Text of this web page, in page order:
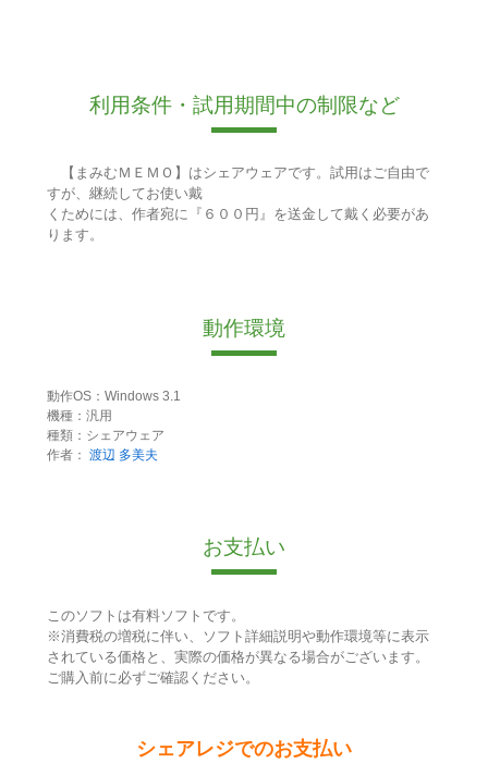
利用条件・試用期間中の制限など
【まみむＭＥＭＯ】はシェアウェアです。試用はご自由で
すが、継続してお使い戴
くためには、作者宛に『６００円』を送金して戴く必要があ
ります。
動作環境
動作OS：Windows 3.1
機種：汎用
種類：シェアウェア
作者： 渡辺 多美夫
お支払い
このソフトは有料ソフトです。
※消費税の増税に伴い、ソフト詳細説明や動作環境等に表示
されている価格と、実際の価格が異なる場合がございます。
ご購入前に必ずご確認ください。
シェアレジでのお支払い